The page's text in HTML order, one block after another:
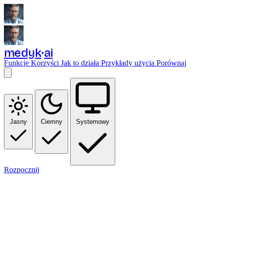
medyk ai
Funkcje Korzyści Jak to działa Przykłady użycia Porównaj
Jasny Ciemny Systemowy
Rozpocznij